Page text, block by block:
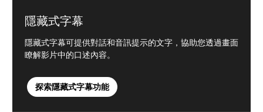
隱藏式字幕
隱藏式字幕可提供對話和音訊提示的文字，協助您透過畫面
瞭解影片中的口述內容。
探索隱藏式字幕功能